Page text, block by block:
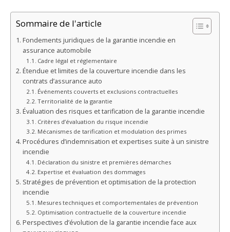
Sommaire de l'article
Fondements juridiques de la garantie incendie en
assurance automobile
Cadre légal et réglementaire
Étendue et limites de la couverture incendie dans les
contrats d’assurance auto
Événements couverts et exclusions contractuelles
Territorialité de la garantie
Évaluation des risques et tarification de la garantie incendie
Critères d’évaluation du risque incendie
Mécanismes de tarification et modulation des primes
Procédures d’indemnisation et expertises suite à un sinistre
incendie
Déclaration du sinistre et premières démarches
Expertise et évaluation des dommages
Stratégies de prévention et optimisation de la protection
incendie
Mesures techniques et comportementales de prévention
Optimisation contractuelle de la couverture incendie
Perspectives d’évolution de la garantie incendie face aux